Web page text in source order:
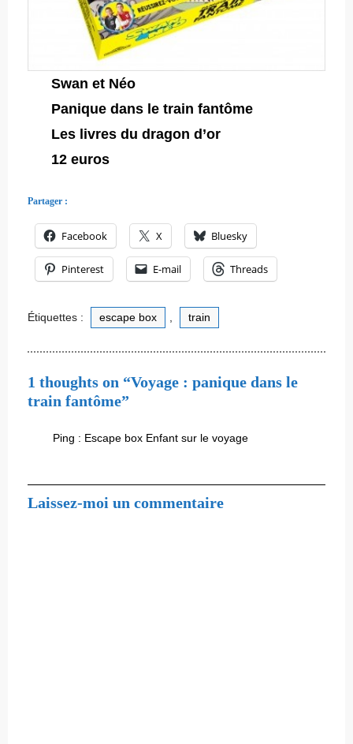
Swan et Néo
Panique dans le train fantôme
Les livres du dragon d’or
12 euros
Partager :
Facebook X Bluesky
Pinterest E-mail Threads
Étiquettes : escape box train
1 thoughts on “Voyage : panique dans le
train fantôme”
Ping : Escape box Enfant sur le voyage
Laissez-moi un commentaire